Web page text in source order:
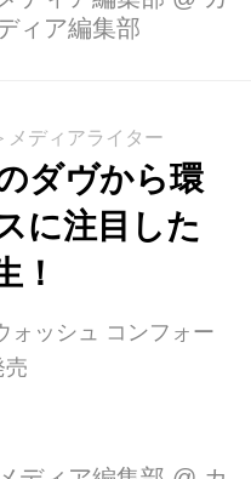
ィア編集部
メディアライター
ダヴから環
に注目した
！
ォッシュ コンフォー
売